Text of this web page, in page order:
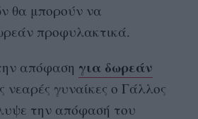
θα μπορούν να
προφυλακτικά.
απόφαση για δωρεάν
νεαρές γυναίκες ο Γάλλος
την απόφασή του